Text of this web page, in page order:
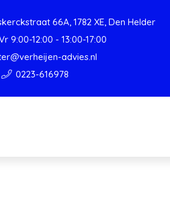
66A, 1782 XE, Den Helder
9:00-12:00 - 13:00-17:00
advies.nl
0223-616978